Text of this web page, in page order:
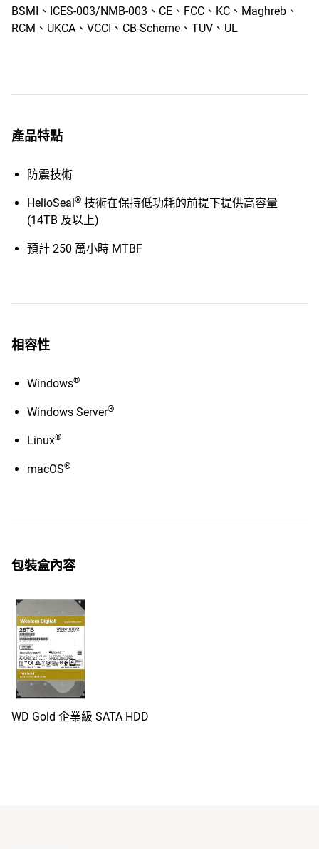
BSMI、ICES-003/NMB-003、CE、FCC、KC、Maghreb、
RCM、UKCA、VCCI、CB-Scheme、TUV、UL
產品特點
防震技術
HelioSeal® 技術在保持低功耗的前提下提供高容量
(14TB 及以上)
預計 250 萬小時 MTBF
相容性
Windows®
Windows Server®
Linux®
macOS®
包裝盒內容
WD Gold 企業級 SATA HDD